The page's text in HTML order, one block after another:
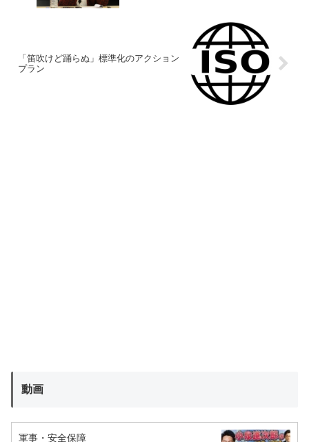
「笛吹けど踊らぬ」標準化のアクション
プラン
動画
軍事・安全保障